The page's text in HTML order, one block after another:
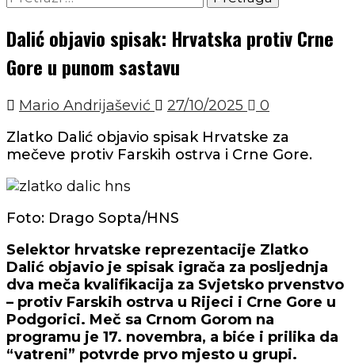
Dalić objavio spisak: Hrvatska protiv Crne
Gore u punom sastavu
Mario Andrijašević 27/10/2025
0
Zlatko Dalić objavio spisak Hrvatske za
mečeve protiv Farskih ostrva i Crne Gore.
Foto: Drago Sopta/HNS
Selektor hrvatske reprezentacije Zlatko
Dalić objavio je spisak igrača za posljednja
dva meča kvalifikacija za Svjetsko prvenstvo
– protiv Farskih ostrva u Rijeci i Crne Gore u
Podgorici. Meč sa Crnom Gorom na
programu je 17. novembra, a biće i prilika da
“vatreni” potvrde prvo mjesto u grupi.